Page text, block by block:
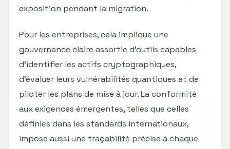
exposition pendant la migration.
Pour les entreprises, cela implique une
gouvernance claire assortie d’outils capables
d’identifier les actifs cryptographiques,
d’évaluer leurs vulnérabilités quantiques et de
piloter les plans de mise à jour. La conformité
aux exigences émergentes, telles que celles
définies dans les standards internationaux,
impose aussi une traçabilité précise à chaque